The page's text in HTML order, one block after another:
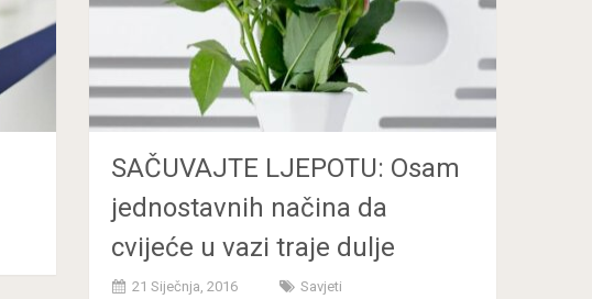
SAČUVAJTE LJEPOTU: Osam
jednostavnih načina da
cvijeće u vazi traje dulje
21 Siječnja, 2016 Savjeti